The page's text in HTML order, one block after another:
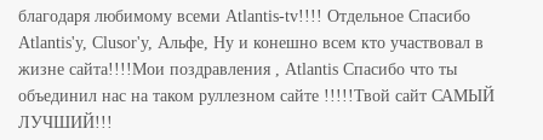
благодаря любимому всеми Atlantis-tv!!!! Отдельное Спасибо
Atlantis'y, Clusor'y, Альфе, Ну и конешно всем кто участвовал в
жизне сайта!!!!Мои поздравления , Atlantis Спасибо что ты
объединил нас на таком руллезном сайте !!!!!Твой сайт САМЫЙ
ЛУЧШИЙ!!!